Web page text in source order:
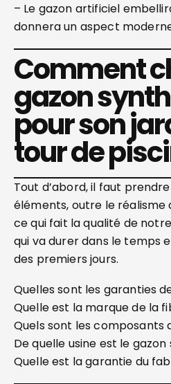
– Le gazon artificiel
donnera un aspect
Comment
gazon
pour son
tour de
Tout d’abord, il faut
éléments, outre le réalisme
ce qui fait la qualité de
qui va durer dans le temps
des premiers jours.
Quelles sont les garanties
Quelle est la marque de la
Quels sont les composants
De quelle usine est le
Quelle est la garantie du